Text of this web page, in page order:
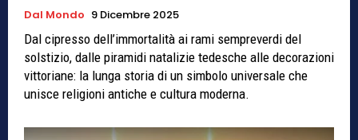
Dal Mondo 9 Dicembre 2025
Dal cipresso dell’immortalità ai rami sempreverdi del
solstizio, dalle piramidi natalizie tedesche alle decorazioni
vittoriane: la lunga storia di un simbolo universale che
unisce religioni antiche e cultura moderna.